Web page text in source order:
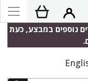
נוספים במבצע, כעת